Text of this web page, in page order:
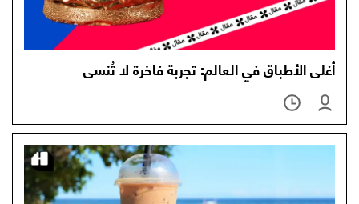
أغلى الأطباق في العالم: تجربة فاخرة لا تُنسى